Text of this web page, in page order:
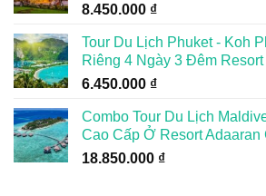
8.450.000 ₫
Tour Du Lịch Phuket - Koh
Riêng 4 Ngày 3 Đêm Resort
6.450.000 ₫
Combo Tour Du Lịch
Cao Cấp Ở Resort
18.850.000 ₫